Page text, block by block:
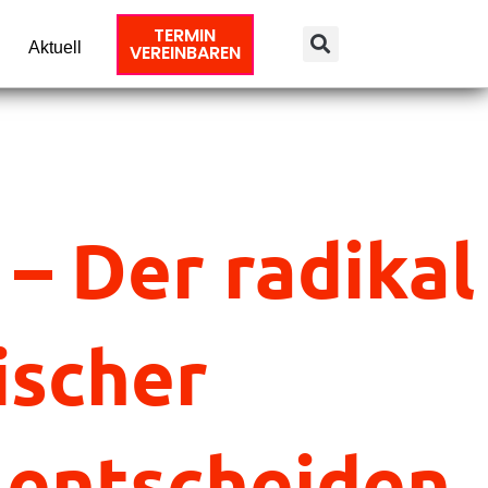
Aktuell TERMIN
VEREINBAREN
Der radikal